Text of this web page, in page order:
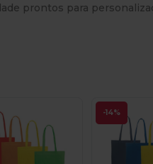
prontos para
-14%